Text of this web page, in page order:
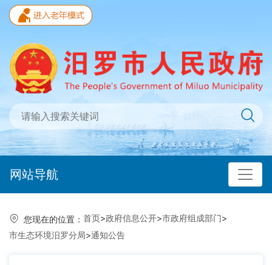
网站导航
您现在的位置： 首页>政府信息公开>市政府组成部门>
市生态环境汨罗分局>通知公告